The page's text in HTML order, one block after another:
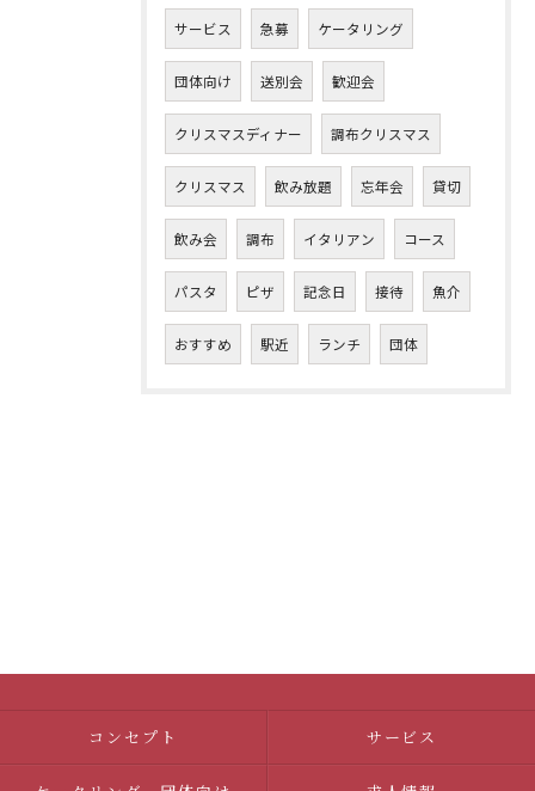
サービス 急募 ケータリング
団体向け 送別会 歓迎会
クリスマスディナー 調布クリスマス
クリスマス 飲み放題 忘年会 貸切
飲み会 調布 イタリアン コース
パスタ ピザ 記念日 接待 魚介
おすすめ 駅近 ランチ 団体
コンセプト サービス